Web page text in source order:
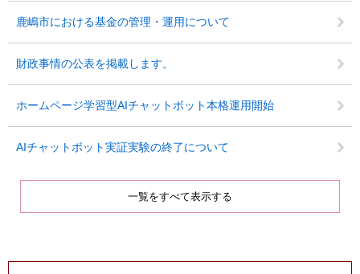
鹿嶋市における基金の管理・運用について
財政事情の公表を掲載します。
ホームページ学習型AIチャットボット本格運用開始
AIチャットボット実証実験の終了について
一覧をすべて表示する